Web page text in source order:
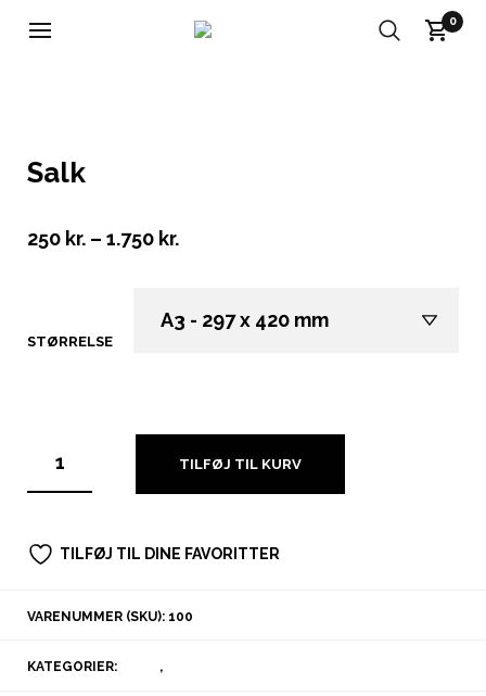
0
Salk
250 kr. – 1.750 kr.
STØRRELSE
TILFØJ TIL KURV
TILFØJ TIL DINE FAVORITTER
VARENUMMER (SKU): 100
KATEGORIER: ,